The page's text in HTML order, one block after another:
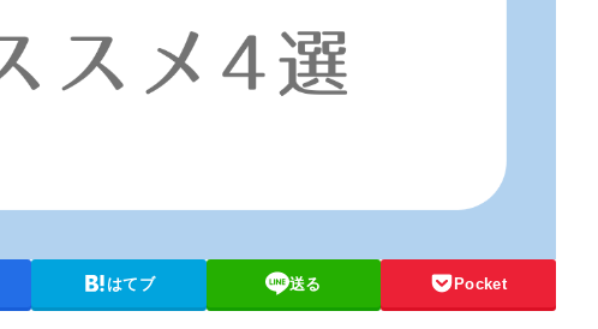
はてブ 送る Pocket